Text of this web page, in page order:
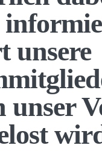
unsere
unser